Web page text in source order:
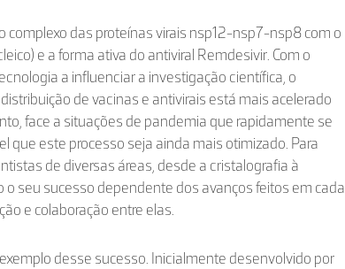
complexo das proteínas virais nsp12-nsp7-nsp8 com o
e a forma ativa do antiviral Remdesivir. Com o
a influenciar a investigação científica, o
de vacinas e antivirais está mais acelerado
face a situações de pandemia que rapidamente se
que este processo seja ainda mais otimizado. Para
de diversas áreas, desde a cristalografia à
o seu sucesso dependente dos avanços feitos em cada
e colaboração entre elas.
desse sucesso. Inicialmente desenvolvido por